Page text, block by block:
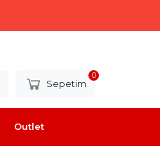
Sepetim
0
Outlet